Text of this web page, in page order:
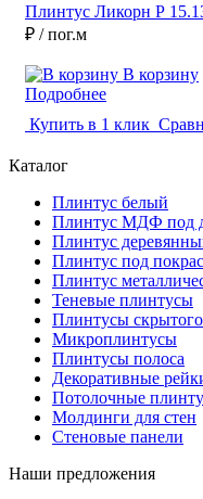
Плинтус Ликорн Р
₽ / пог.м
В корзину
Подробнее
Купить в 1 клик
Каталог
Плинтус белый
Плинтус МДФ под
Плинтус
Плинтус под
Плинтус
Теневые плинтусы
Плинтусы
Микроплинтусы
Плинтусы полоса
Декоративные
Потолочные
Молдинги для стен
Стеновые панели
Наши предложения